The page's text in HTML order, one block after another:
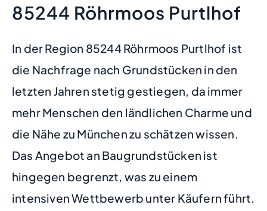
85244 Röhrmoos Purtlhof
In der Region 85244 Röhrmoos Purtlhof ist
die Nachfrage nach Grundstücken in den
letzten Jahren stetig gestiegen, da immer
mehr Menschen den ländlichen Charme und
die Nähe zu München zu schätzen wissen.
Das Angebot an Baugrundstücken ist
hingegen begrenzt, was zu einem
intensiven Wettbewerb unter Käufern führt.